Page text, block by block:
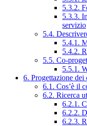
5.3.2.
5.3.3.
servizio
5.4.
5.4.1.
5.4.2.
5.5. Co-
5.5.1.
6. Progettazione dei
6.1. Cos’è il
6.2. Ricerca
6.2.1.
6.2.2.
6.2.3.